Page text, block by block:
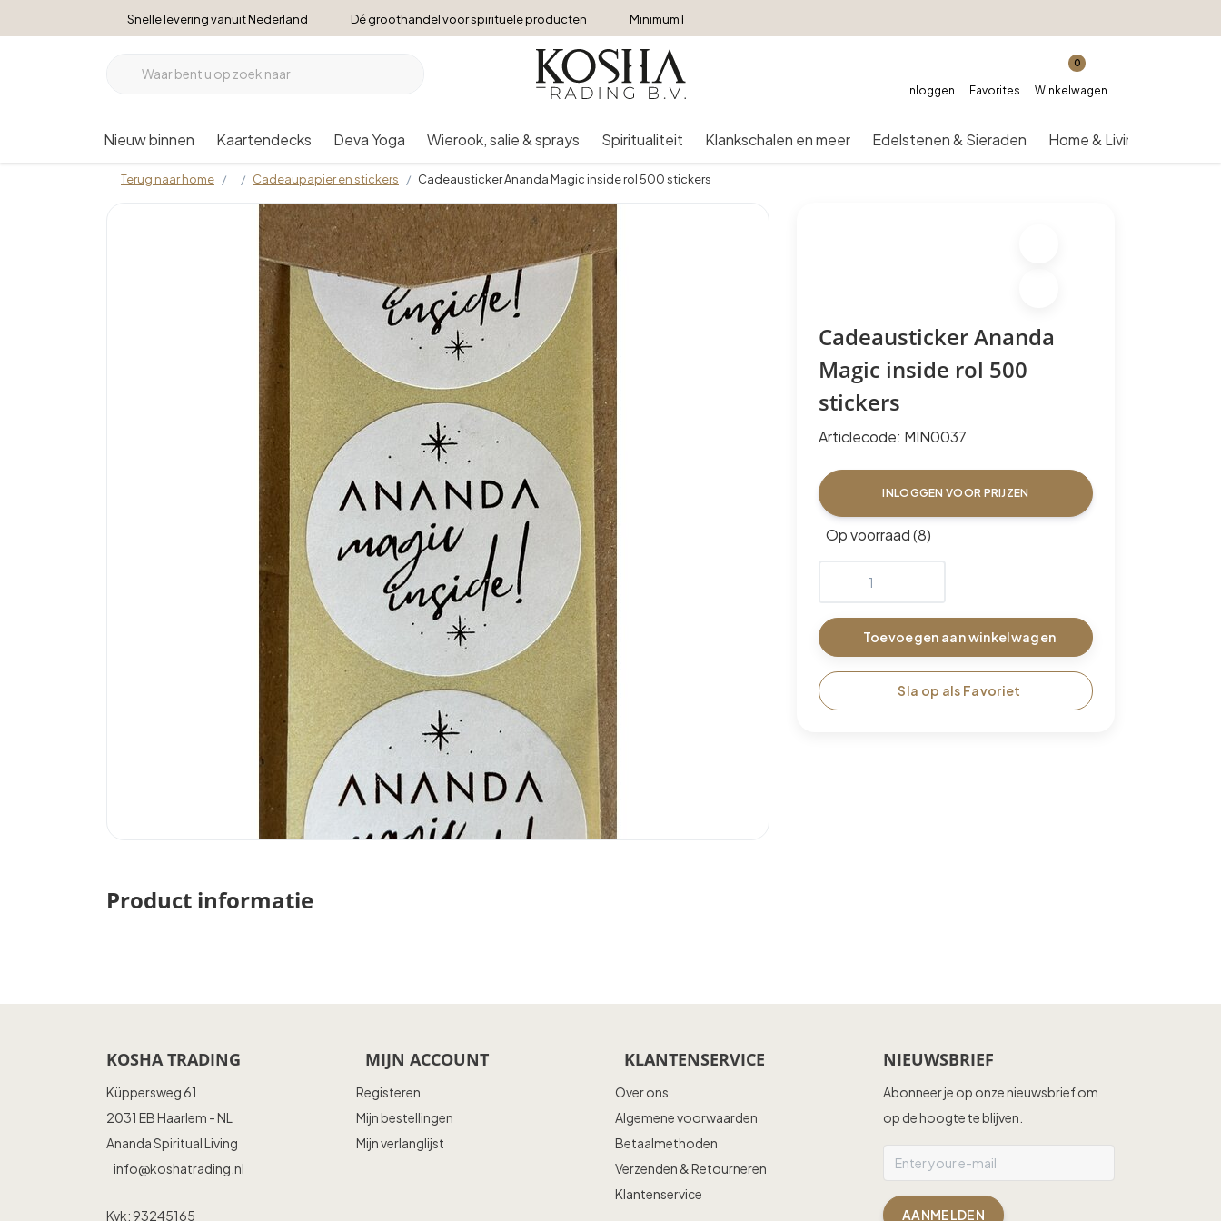
Snelle levering vanuit Nederland Dé groothandel voor spirituele producten Minimum bestelbedrag €250
Inloggen Favorites
0
Winkelwagen
Nieuw binnen Kaartendecks Deva Yoga Wierook, salie & sprays Spiritualiteit Klankschalen en meer Edelstenen & Sieraden Home & Living
Terug naar home Cadeaupapier en stickers Cadeausticker Ananda Magic inside rol 500 stickers
Cadeausticker Ananda
Magic inside rol 500
stickers
Articlecode: MIN0037
INLOGGEN VOOR PRIJZEN
Op voorraad (8)
Toevoegen aan winkelwagen
Sla op als Favoriet
Product informatie
KOSHA TRADING
Küppersweg 61
2031 EB Haarlem - NL
Ananda Spiritual Living
info@koshatrading.nl
Kvk: 93245165
MIJN ACCOUNT
Registeren
Mijn bestellingen
Mijn verlanglijst
KLANTENSERVICE
Over ons
Algemene voorwaarden
Betaalmethoden
Verzenden & Retourneren
Klantenservice
NIEUWSBRIEF
Abonneer je op onze nieuwsbrief om
op de hoogte te blijven.
AANMELDEN